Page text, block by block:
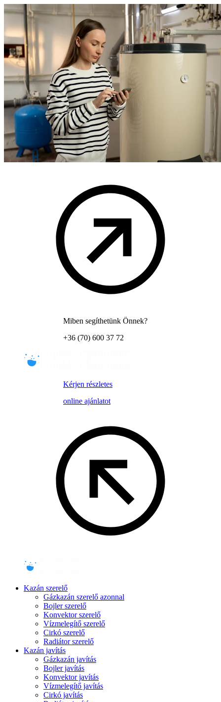
Miben segíthetünk Önnek?
+36 (70) 600 37 72
Kérjen részletes
online ajánlatot
Kazán szerelő
Gázkazán szerelő azonnal
Bojler szerelő
Konvektor szerelő
Vízmelegítő szerelő
Cirkó szerelő
Radiátor szerelő
Kazán javítás
Gázkazán javítás
Bojler javítás
Konvektor javítás
Vízmelegítő javítás
Cirkó javítás